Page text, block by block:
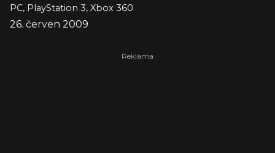
PC, PlayStation 3, Xbox 360
26. červen 2009